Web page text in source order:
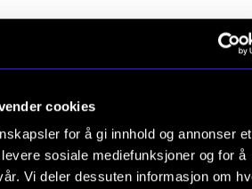
cookies
for å gi innhold og annonser et
sosiale mediefunksjoner og for å
Vi deler dessuten informasjon om